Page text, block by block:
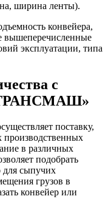
ширина ленты).
конвейера,
вышеперечисленные
эксплуатации, типа
с
поставку,
производственных
в различных
подобрать
для сыпучих
грузов в
конвейер или